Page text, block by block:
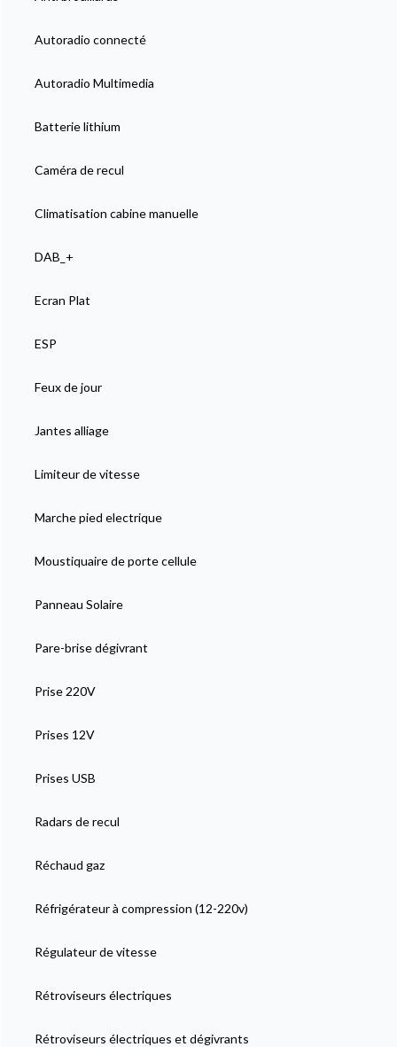
Autoradio connecté
Autoradio Multimedia
Batterie lithium
Caméra de recul
Climatisation cabine manuelle
DAB_+
Ecran Plat
ESP
Feux de jour
Jantes alliage
Limiteur de vitesse
Marche pied electrique
Moustiquaire de porte cellule
Panneau Solaire
Pare-brise dégivrant
Prise 220V
Prises 12V
Prises USB
Radars de recul
Réchaud gaz
Réfrigérateur à compression (12-220v)
Régulateur de vitesse
Rétroviseurs électriques
Rétroviseurs électriques et dégivrants